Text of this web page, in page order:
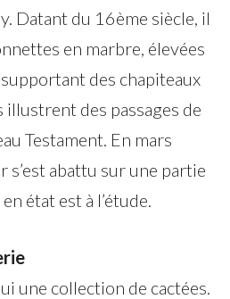
Datant du 16ème siècle, il
en marbre, élevées
des chapiteaux
illustrent des passages de
Testament. En mars
abattu sur une partie
état est à l’étude.
une collection de cactées.